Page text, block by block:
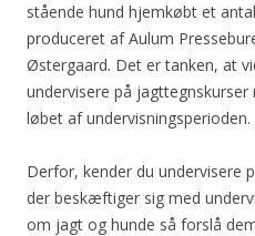
stående hund hjemkøbt et
produceret af Aulum
Østergaard. Det er tanken, at
undervisere på
løbet af undervisningsperioden.
Derfor, kender du undervisere
der beskæftiger sig med
om jagt og hunde så forslå